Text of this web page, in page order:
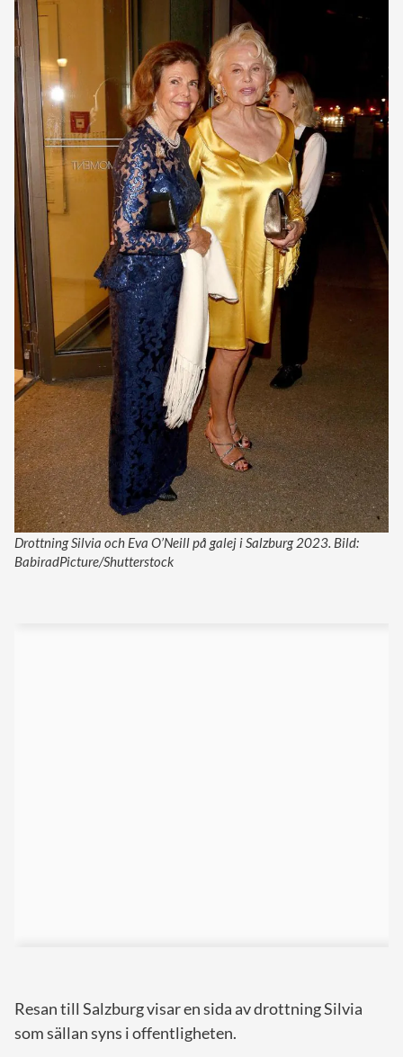
Drottning Silvia och Eva O’Neill på galej i Salzburg 2023. Bild:
BabiradPicture/Shutterstock
Resan till Salzburg visar en sida av drottning Silvia
som sällan syns i offentligheten.